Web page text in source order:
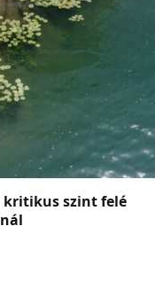
kritikus szint felé